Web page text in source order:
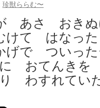
珍獣ららむ〜
あさ おき
けて はなっ
げで ついっ
おてんき
わすれてい